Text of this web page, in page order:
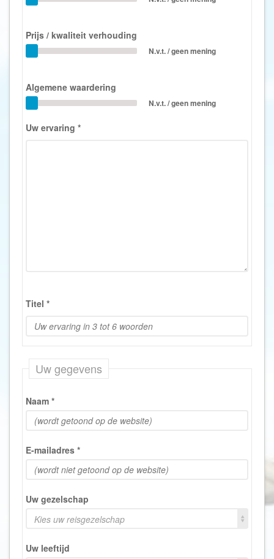
Prijs / kwaliteit verhouding
N.v.t. / geen mening
Algemene waardering
N.v.t. / geen mening
Uw ervaring *
Titel *
Uw gegevens
Naam *
E-mailadres *
Uw gezelschap
Kies uw reisgezelschap
Uw leeftijd